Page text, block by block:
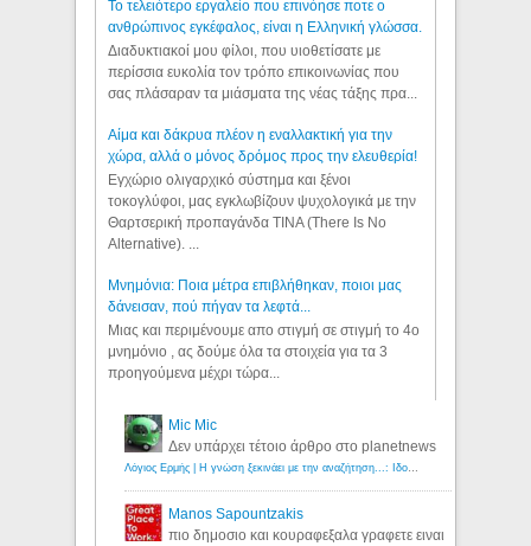
Το τελειότερο εργαλείο που επινόησε ποτε ο
ανθρώπινος εγκέφαλος, είναι η Ελληνική γλώσσα.
Διαδυκτιακοί μου φίλοι, που υιοθετίσατε με
περίσσια ευκολία τον τρόπο επικοινωνίας που
σας πλάσαραν τα μιάσματα της νέας τάξης πρα...
Αίμα και δάκρυα πλέον η εναλλακτική για την
χώρα, αλλά ο μόνος δρόμος προς την ελευθερία!
Εγχώριο ολιγαρχικό σύστημα και ξένοι
τοκογλύφοι, μας εγκλωβίζουν ψυχολογικά με την
Θαρτσερική προπαγάνδα TINA (There Is No
Alternative). ...
Μνημόνια: Ποια μέτρα επιβλήθηκαν, ποιοι μας
δάνεισαν, πού πήγαν τα λεφτά...
Μιας και περιμένουμε απο στιγμή σε στιγμή το 4ο
μνημόνιο , ας δούμε όλα τα στοιχεία για τα 3
προηγούμενα μέχρι τώρα...
Mic Mic
Δεν υπάρχει τέτοιο άρθρο στο planetnews
Manos Sapountzakis
πιο δημοσιο και κουραφεξαλα γραφετε ειναι